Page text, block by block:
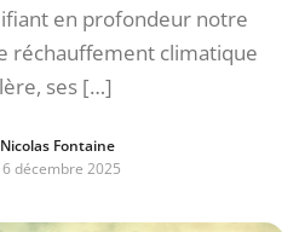
en profondeur notre
réchauffement climatique
ses […]
Nicolas Fontaine
décembre 2025